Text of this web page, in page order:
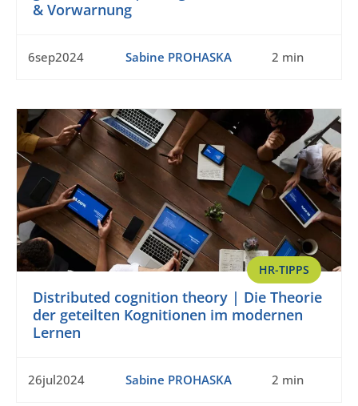
& Vorwarnung
6sep2024 Sabine PROHASKA 2 min
HR-TIPPS
Distributed cognition theory | Die Theorie
der geteilten Kognitionen im modernen
Lernen
26jul2024 Sabine PROHASKA 2 min